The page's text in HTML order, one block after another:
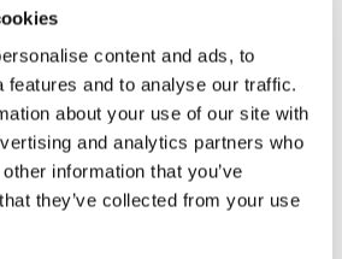
content and ads, to
features and to analyse our traffic.
about your use of our site with
and analytics partners who
information that you’ve
they’ve collected from your use
de l'accélérateur.